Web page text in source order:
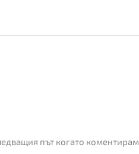
път когато коментирам.